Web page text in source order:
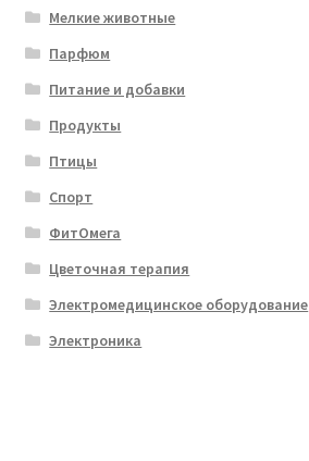
Мелкие животные
Парфюм
Питание и добавки
Продукты
Птицы
Спорт
ФитОмега
Цветочная терапия
Электромедицинское оборудование
Электроника